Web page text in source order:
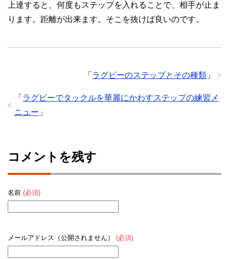
上達すると、何度もステップを入れることで、相手が止ま
ります。距離が出来ます。そこを抜けば良いのです。
「 ラグビーのステップとその種類 」
「 ラグビーでタックルを華麗にかわすステップの練習メ
ニュー 」
コメントを残す
名前 (必須)
メールアドレス（公開されません） (必須)